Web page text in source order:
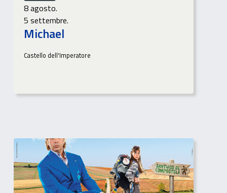
8 agosto.
5 settembre.
Michael
Castello dell'Imperatore